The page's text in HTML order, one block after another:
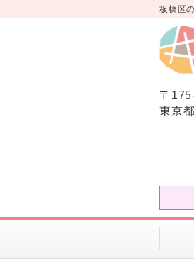
板橋区
〒
東京